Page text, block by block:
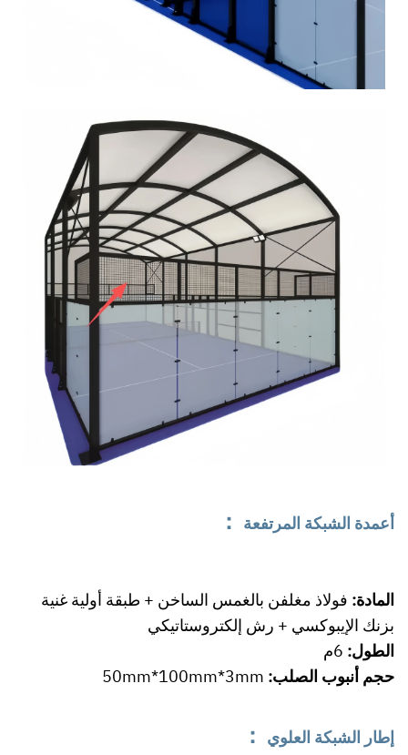
أعمدة الشبكة المرتفعة ：
المادة: فولاذ مغلفن بالغمس الساخن + طبقة أولية غنية
بزنك الإيبوكسي + رش إلكتروستاتيكي
الطول: 6م
حجم أنبوب الصلب: 50mm*100mm*3mm
إطار الشبكة العلوي ：